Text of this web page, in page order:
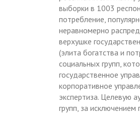
выборки в 1003
потребление,
неравномерно
верхушке
(элита богатства и
социальных групп,
государственное
корпоративное
экспертиза. Целевую
групп, за исключением